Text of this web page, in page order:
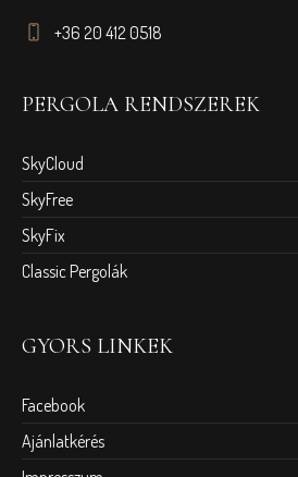
+36 20 412 0518
PERGOLA RENDSZEREK
SkyCloud
SkyFree
SkyFix
Classic Pergolák
GYORS LINKEK
Facebook
Ajánlatkérés